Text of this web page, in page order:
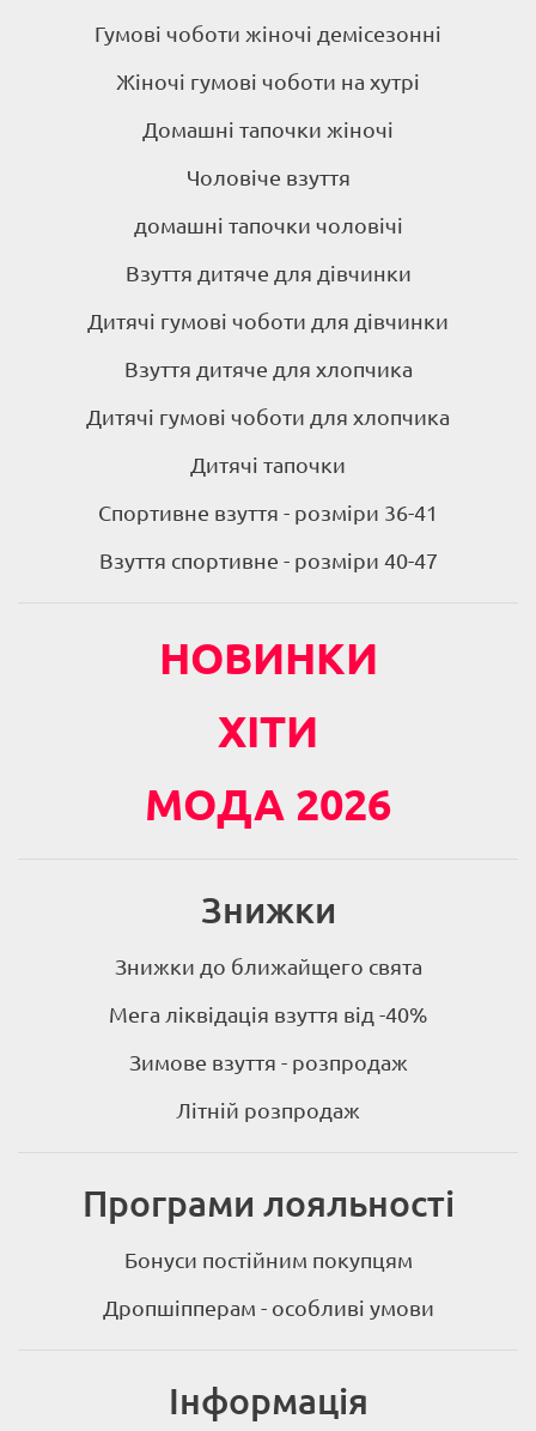
Гумові чоботи жіночі демісезонні
Жіночі гумові чоботи на хутрі
Домашні тапочки жіночі
Чоловіче взуття
домашні тапочки чоловічі
Взуття дитяче для дівчинки
Дитячі гумові чоботи для дівчинки
Взуття дитяче для хлопчика
Дитячі гумові чоботи для хлопчика
Дитячі тапочки
Спортивне взуття - розміри 36-41
Взуття спортивне - розміри 40-47
НОВИНКИ
ХІТИ
МОДА 2026
Знижки
Знижки до ближайщего свята
Мега ліквідація взуття від -40%
Зимове взуття - розпродаж
Літній розпродаж
Програми лояльності
Бонуси постійним покупцям
Дропшіпперам - особливі умови
Інформація